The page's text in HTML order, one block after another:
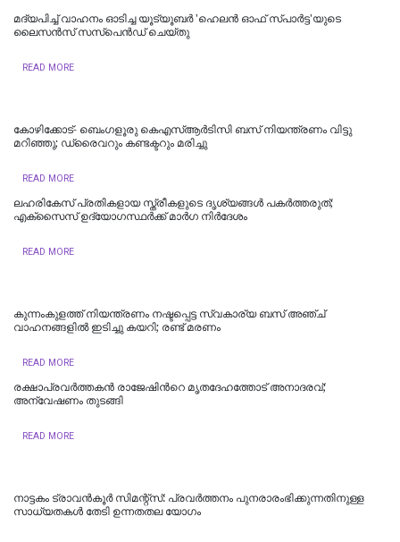
മദ്യപിച്ച് വാഹനം ഓടിച്ച യൂട്യൂബർ 'ഹെലൻ ഓഫ് സ്പാർട്ട'യുടെ
ലൈസൻസ് സസ്പെൻഡ് ചെയ്തു
READ MORE
കോഴിക്കോട്- ബെംഗളൂരു കെഎസ്ആര്‍ടിസി ബസ് നിയന്ത്രണം വിട്ടു
മറിഞ്ഞു; ഡ്രൈവറും കണ്ടക്ടറും മരിച്ചു
READ MORE
ലഹരികേസ് പ്രതികളായ സ്ത്രീകളുടെ ദൃശ്യങ്ങള്‍ പകര്‍ത്തരുത്;
എക്സൈസ് ഉദ്യോഗസ്ഥര്‍ക്ക് മാര്‍ഗ നിര്‍ദേശം
READ MORE
കുന്നംകുളത്ത് നിയന്ത്രണം നഷ്ടപ്പെട്ട സ്വകാര്യ ബസ് അഞ്ച്
വാഹനങ്ങളിൽ ഇടിച്ചു കയറി; രണ്ട് മരണം
READ MORE
രക്ഷാപ്രവർത്തകൻ രാജേഷിന്‍റെ മൃതദേഹത്തോട് അനാദരവ്;
അന്വേഷണം തുടങ്ങി
READ MORE
നാട്ടകം ട്രാവൻകൂർ സിമന്റ്സ്: പ്രവർത്തനം പുനരാരംഭിക്കുന്നതിനുള്ള
സാധ്യതകൾ തേടി ഉന്നതതല യോഗം